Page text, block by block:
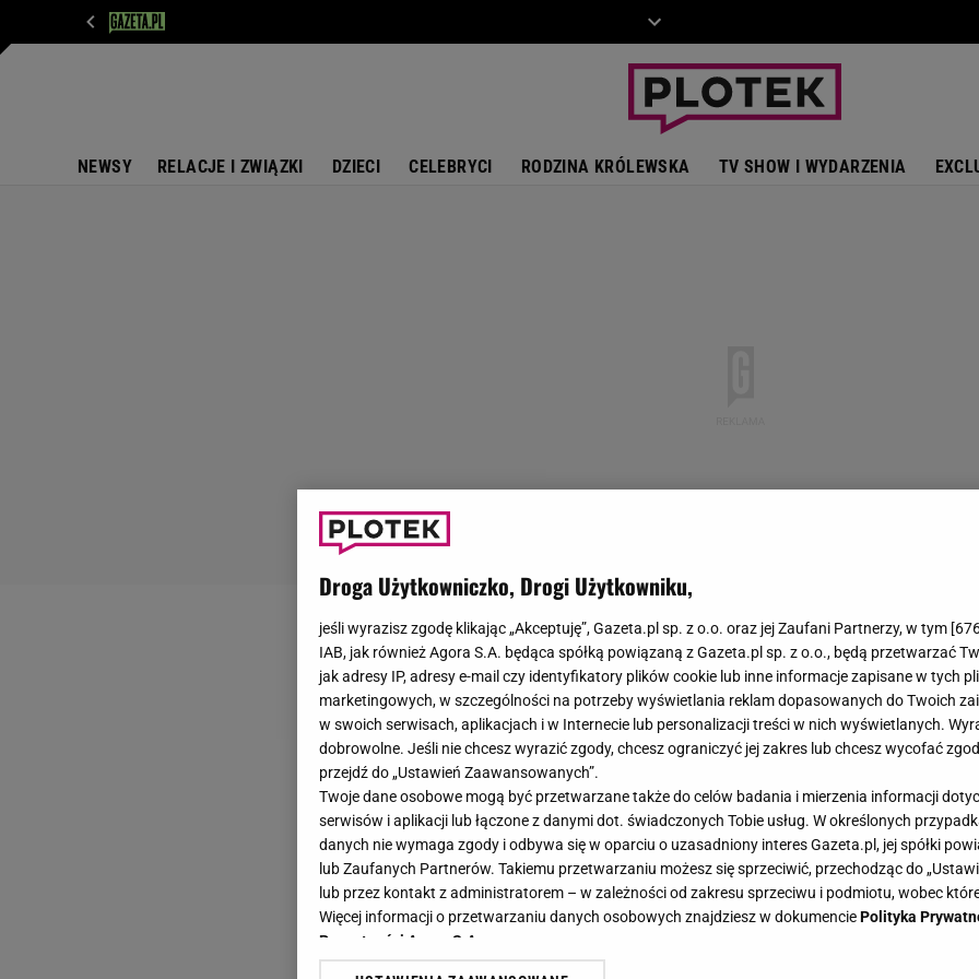
NEWSY RELACJE I ZWIĄZKI DZIECI CELEBRYCI RODZINA KRÓLEWSKA TV SHOW I WYDARZENIA
Droga Użytkowniczko, Drogi Użytkowniku,
jeśli wyrazisz zgodę klikając „Akceptuję”, Gazeta.pl sp. z o.o. oraz jej Zaufani Partnerzy, w tym [
IAB, jak również Agora S.A. będąca spółką powiązaną z Gazeta.pl sp. z o.o., będą przetwarzać
jak adresy IP, adresy e-mail czy identyfikatory plików cookie lub inne informacje zapisane w tych
marketingowych, w szczególności na potrzeby wyświetlania reklam dopasowanych do Twoich
w swoich serwisach, aplikacjach i w Internecie lub personalizacji treści w nich wyświetlanych.
dobrowolne. Jeśli nie chcesz wyrazić zgody, chcesz ograniczyć jej zakres lub chcesz wycofać
przejdź do „Ustawień Zaawansowanych”.
Twoje dane osobowe mogą być przetwarzane także do celów badania i mierzenia informacji
serwisów i aplikacji lub łączone z danymi dot. świadczonych Tobie usług. W określonych
danych nie wymaga zgody i odbywa się w oparciu o uzasadniony interes Gazeta.pl, jej spółki
lub Zaufanych Partnerów. Takiemu przetwarzaniu możesz się sprzeciwić, przechodząc do
lub przez kontakt z administratorem – w zależności od zakresu sprzeciwu i podmiotu, wobec
Więcej informacji o przetwarzaniu danych osobowych znajdziesz w dokumenciePolityka
Prywatności Agora S.A.